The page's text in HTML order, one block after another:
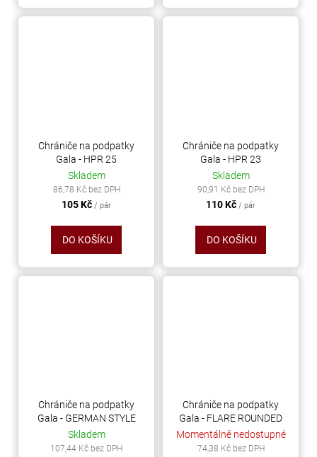
Chrániče na podpatky
Gala - HPR 25
Skladem
86,78 Kč bez DPH
105 Kč / pár
DO KOŠÍKU
Chrániče na podpatky
Gala - HPR 23
Skladem
90,91 Kč bez DPH
110 Kč / pár
DO KOŠÍKU
Chrániče na podpatky
Gala - GERMAN STYLE
Skladem
107,44 Kč bez DPH
Chrániče na podpatky
Gala - FLARE ROUNDED
Momentálně nedostupné
74,38 Kč bez DPH